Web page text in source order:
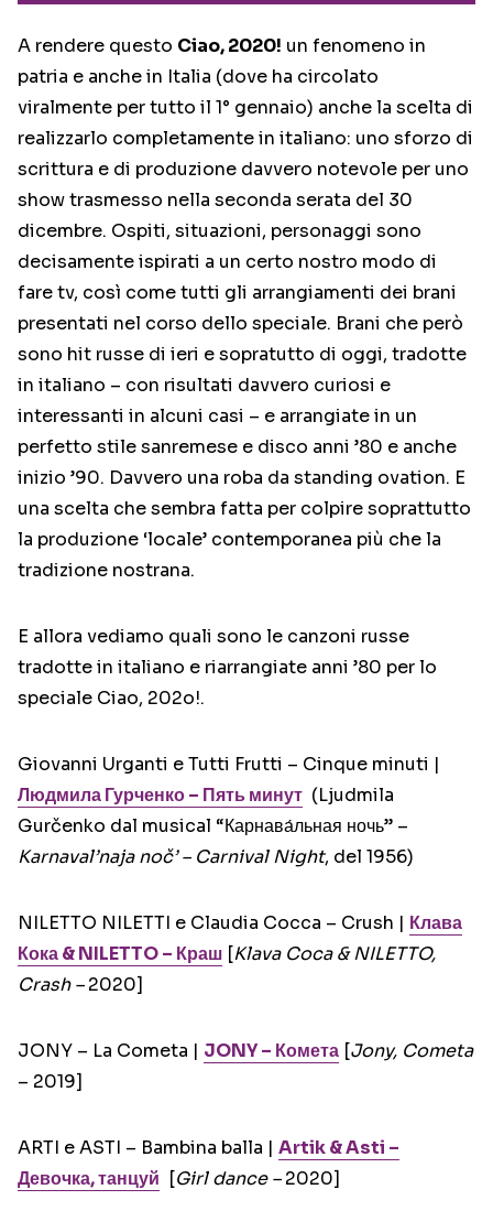
A rendere questo Ciao, 2020! un fenomeno in
patria e anche in Italia (dove ha circolato
viralmente per tutto il 1° gennaio) anche la scelta di
realizzarlo completamente in italiano: uno sforzo di
scrittura e di produzione davvero notevole per uno
show trasmesso nella seconda serata del 30
dicembre. Ospiti, situazioni, personaggi sono
decisamente ispirati a un certo nostro modo di
fare tv, così come tutti gli arrangiamenti dei brani
presentati nel corso dello speciale. Brani che però
sono hit russe di ieri e sopratutto di oggi, tradotte
in italiano – con risultati davvero curiosi e
interessanti in alcuni casi – e arrangiate in un
perfetto stile sanremese e disco anni ’80 e anche
inizio ’90. Davvero una roba da standing ovation. E
una scelta che sembra fatta per colpire soprattutto
la produzione ‘locale’ contemporanea più che la
tradizione nostrana.
E allora vediamo quali sono le canzoni russe
tradotte in italiano e riarrangiate anni ’80 per lo
speciale Ciao, 202o!.
Giovanni Urganti e Tutti Frutti – Cinque minuti |
Людмила Гурченко – Пять минут (Ljudmila
Gurčenko dal musical “Карнава́льная ночь” –
Karnaval’naja noč’ – Carnival Night, del 1956)
NILETTO NILETTI e Claudia Cocca – Crush | Клава
Кока & NILETTO – Краш [Klava Coca & NILETTO,
Crash –2020]
JONY – La Cometa | JONY – Комета [Jony, Cometa
– 2019]
ARTI e ASTI – Bambina balla | Artik & Asti –
Девочка, танцуй [Girl dance –2020]